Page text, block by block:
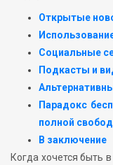
Открытые
Социальные
Подкасты и
Парадокс
полной
В заключение
Когда хочется быть